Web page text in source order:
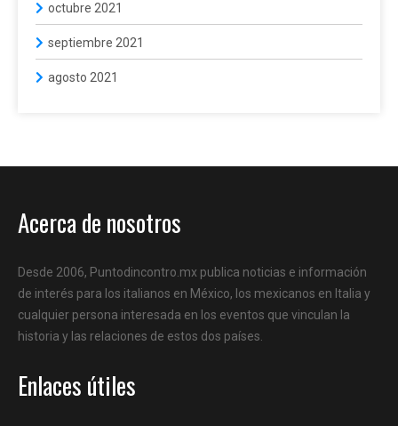
octubre 2021
septiembre 2021
agosto 2021
Acerca de nosotros
Desde 2006, Puntodincontro.mx publica noticias e información
de interés para los italianos en México, los mexicanos en Italia y
cualquier persona interesada en los eventos que vinculan la
historia y las relaciones de estos dos países.
Enlaces útiles